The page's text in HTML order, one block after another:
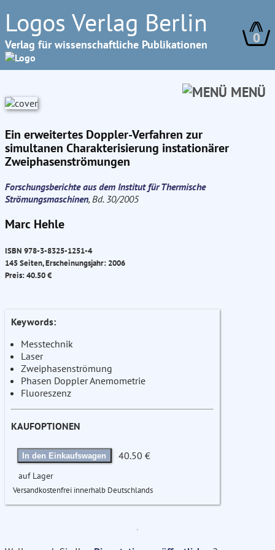
Logos Verlag Berlin
Verlag für wissenschaftliche Publikationen 0
MENÜ
Ein erweitertes Doppler-Verfahren zur
simultanen Charakterisierung instationärer
Zweiphasenströmungen
Forschungsberichte aus dem Institut für Thermische
Strömungsmaschinen, Bd. 30/2005
Marc Hehle
ISBN 978-3-8325-1251-4
145 Seiten, Erscheinungsjahr: 2006
Preis: 40.50 €
Keywords:
Messtechnik
Laser
Zweiphasenströmung
Phasen Doppler Anemometrie
Fluoreszenz
KAUFOPTIONEN
In den Einkaufswagen 40.50 €
auf Lager
Versandkostenfrei innerhalb Deutschlands